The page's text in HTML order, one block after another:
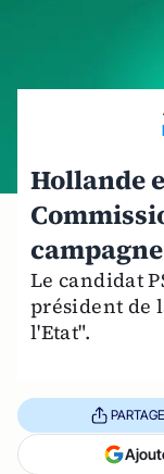
Hollande
Le candidat
président de
l'Etat".